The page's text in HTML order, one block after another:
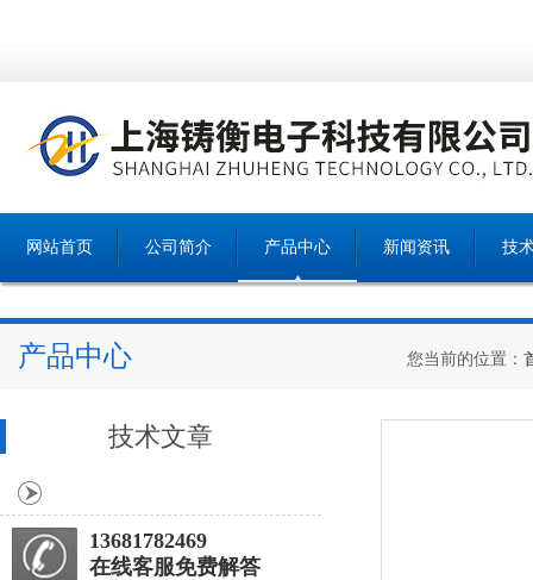
网站首页 公司简介 产品中心 新闻资讯 技
产品中心 您当前的位置：
技术文章
13681782469
在线客服免费解答